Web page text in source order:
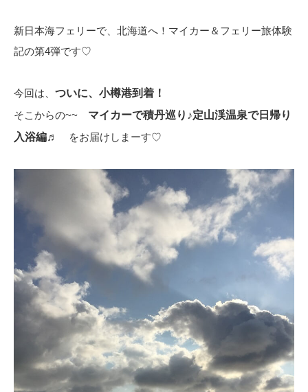
新日本海フェリーで、北海道へ！マイカー＆フェリー旅体験
記の第4弾です♡
今回は、 ついに、小樽港到着！
そこからの~~ マイカーで積丹巡り♪定山渓温泉で日帰り
入浴編♬
をお届けしまーす♡